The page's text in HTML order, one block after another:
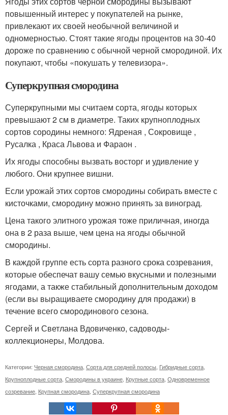
повышенный интерес у покупателей на рынке,
привлекают их своей необычной величиной и
одномерностью. Стоят такие ягоды процентов на 30-40
дороже по сравнению с обычной черной смородиной. Их
покупают, чтобы «покушать у телевизора».
Суперкрупная смородина
Суперкрупными мы считаем сорта, ягоды которых
превышают 2 см в диаметре. Таких крупноплодных
сортов сородины немного: Ядреная , Сокровище ,
Русалка , Краса Львова и Фараон .
Их ягоды способны вызвать восторг и удивление у
любого. Они крупнее вишни.
Если урожай этих сортов смородины собирать вместе с
кисточками, смородину можно принять за виноград.
Цена такого элитного урожая тоже приличная, иногда
она в 2 раза выше, чем цена на ягоды обычной
смородины.
В каждой группе есть сорта разного срока созревания,
которые обеспечат вашу семью вкусными и полезными
ягодами, а также стабильный дополнительным доходом
(если вы выращиваете смородину для продажи) в
течение всего смородинового сезона.
Сергей и Светлана Вдовиченко, садоводы-
коллекционеры, Молдова.
Категории: Черная смородина Сорта для средней полосы Гибридные сорта
Крупноплодные сорта Смородины в украине Крупные сорта Одновременное
созревание Крупная смородина Суперкрупная смородина